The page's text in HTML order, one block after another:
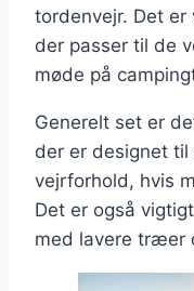
tordenvejr. Det
der passer til de
møde på
Generelt set er
der er designet
vejrforhold, hvis
Det er også
med lavere træer